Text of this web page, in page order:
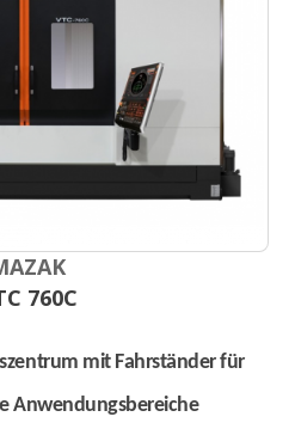
760C
mit Fahrständer für
Anwendungsbereiche